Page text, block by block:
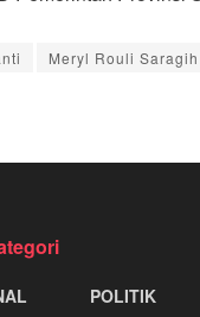
Meryl Rouli Saragih
POLITIK